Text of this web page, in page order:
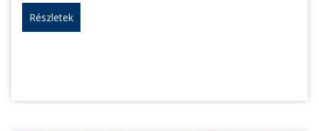
Részletek